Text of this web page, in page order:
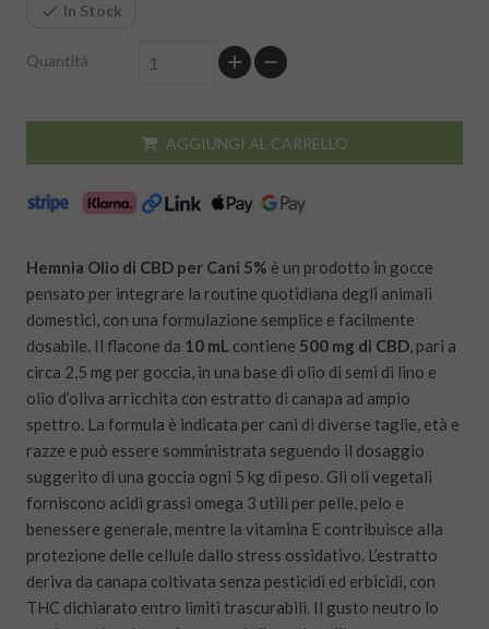
In Stock
Quantità
AGGIUNGI AL CARRELLO
Hemnia Olio di CBD per Cani 5% è un prodotto in gocce
pensato per integrare la routine quotidiana degli animali
domestici, con una formulazione semplice e facilmente
dosabile. Il flacone da 10 mL contiene 500 mg di CBD, pari a
circa 2,5 mg per goccia, in una base di olio di semi di lino e
olio d’oliva arricchita con estratto di canapa ad ampio
spettro. La formula è indicata per cani di diverse taglie, età e
razze e può essere somministrata seguendo il dosaggio
suggerito di una goccia ogni 5 kg di peso. Gli oli vegetali
forniscono acidi grassi omega 3 utili per pelle, pelo e
benessere generale, mentre la vitamina E contribuisce alla
protezione delle cellule dallo stress ossidativo. L’estratto
deriva da canapa coltivata senza pesticidi ed erbicidi, con
THC dichiarato entro limiti trascurabili. Il gusto neutro lo